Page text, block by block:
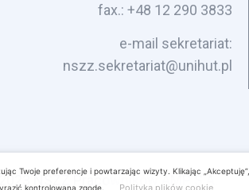
fax.: +48 12 290 3833
e-mail sekretariat:
nszz.sekretariat@unihut.pl
NSZZ Pracowników AMP S.A.
Twoje preferencje i powtarzając wizyty. Klikając „Akceptuję”,
kontrolowaną zgodę.
Polityka plików cookie